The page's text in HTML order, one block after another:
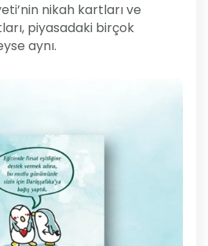
nikah kartları ve
piyasadaki birçok
aynı.